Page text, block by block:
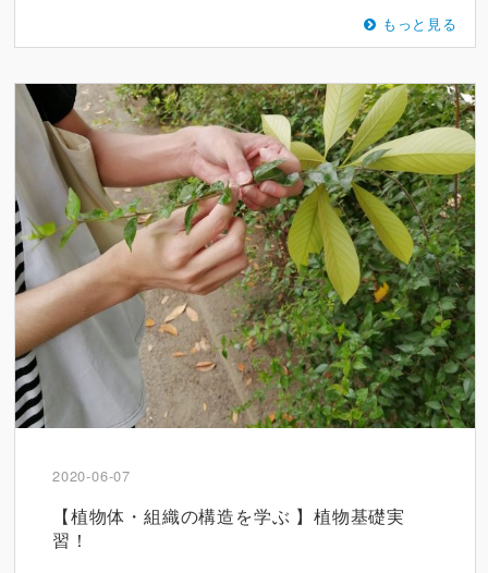
もっと見る
2020-06-07
【植物体・組織の構造を学ぶ 】植物基礎実
習！